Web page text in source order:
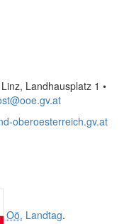
Landhausplatz 1 •
oberoesterreich.gv.at
Oö. Landtag.